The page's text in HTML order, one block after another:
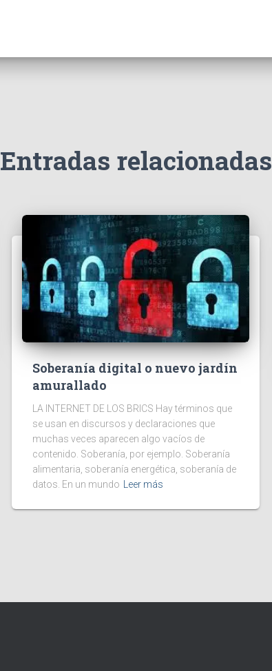
Entradas relacionadas
Soberanía digital o nuevo jardín
amurallado
LA INTERNET DE LOS BRICS Hay términos que
se usan en discursos y declaraciones que
muchas veces aparecen algo vacíos de
contenido. Soberanía, por ejemplo. Soberanía
alimentaria, soberanía energética, soberanía de
datos. En un mundo
Leer más